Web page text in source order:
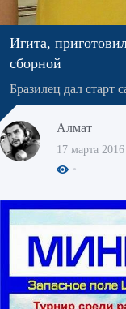
Игита,
сборной
Бразилец дал
Алмат
17 марта